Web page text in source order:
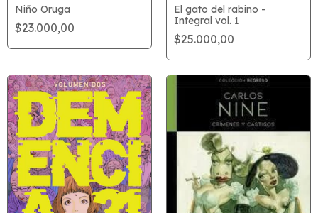
Niño Oruga
$23.000,00
El gato del rabino -
Integral vol. 1
$25.000,00